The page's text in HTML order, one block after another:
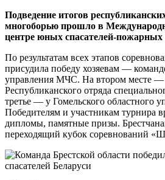
Подведение итогов
многоборью прошло в
центре юных спасателей-пожарных
По результатам всех этапов
присудила победу хозяевам —
управления МЧС. На втором месте —
Республиканского отряда
третье — у Гомельского областного
Победителям и участникам турнира
дипломы, памятные призы.
переходящий кубок соревнований